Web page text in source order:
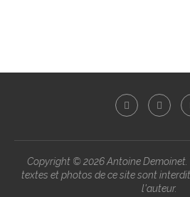
Copyright © 2026 Antoine
textes et photos de ce site sont
l'auteur.